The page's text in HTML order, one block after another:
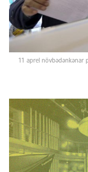
11 aprel növbədənkənar